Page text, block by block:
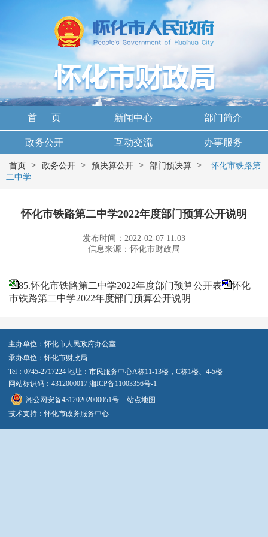
首 页 新闻中心 部门简介
政务公开 互动交流 办事服务
首页 > 政务公开 > 预决算公开 > 部门预决算 >
怀化市铁路第
二中学
怀化市铁路第二中学2022年度部门预算公开说明
发布时间：2022-02-07 11:03
信息来源：怀化市财政局
85.怀化市铁路第二中学2022年度部门预算公开表
怀化
市铁路第二中学2022年度部门预算公开说明
主办单位：怀化市人民政府办公室
承办单位：怀化市财政局
Tel：0745-2717224 地址：市民服务中心A栋11-13楼，C栋1楼、4-5楼
网站标识码：4312000017 湘ICP备11003356号-1
湘公网安备43120202000051号
站点地图
技术支持：怀化市政务服务中心